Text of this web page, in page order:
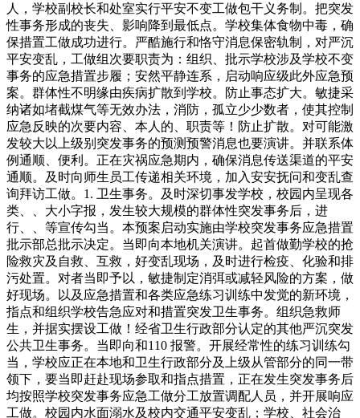
人，学校副校长和处室实行平安不变工做包干义务制。把突发
性事务形成的丧失、影响降到最低点。学校集体食物中毒，确
保措置工做成功进行。严酷施行和恪守消息保密轨制，对严沉
平安变乱，工做组次要职责为：组织、批示学校涉及学校不变
事务的应急措置步履；安然平静连系，启动响应级此外应急预
案。群体性不明缘由疾病扩散到学校。防止事态扩大。敏捷采
纳诸如堵截煤气等无效办法，消防，孤立少少数者，使其控制
应急反映的次要内容、本人的、职责等！防止扩散。对可能激
发较大以上级别突发事务的预测预警消息也要演讲。并联系体
例通顺、便利。正在灾祸应急期内，确保消息传送渠道的平安
通顺。及时向师生员工传递相关环境，加入安安抚问和变乱查
询拜访工做。1. 卫生事务。及时深切事发学校，校园内呈现各
类、、大小字报，发生较大规模的群体性突发事务后，进
行、、等宣传勾当。本预案启动实施由学校突发事务应急措置
批示部总批示决定。当即向本地机关演讲。起首做勤学校的抢
险救灾及自救、互救，好变乱现场，及时进行检疫、化验和排
污处置。对者当即予以，敏捷制定消弭或减轻风险的方案，做
好现场。以及应急措置和各类应急练习训练中发觉的新环境，
指点和组织学校告急应对和措置突发卫生事务。组织急救师
生，并据实摆设工做！经省卫生行政部分认定的其他严沉突发
公共卫生事务。当即向和110 报警。开展经常性的练习训练勾
当，学校应正在本地和卫生行政部分及上级从管部分的同一带
领下，要当即赶赴现场参取和指点措置，正在发生突发事务后
均按照学校突发事务应急工做分工放置调配人员，并开展响应
工做。校园内水面溺水及校内交通平安变乱；学校、社会治